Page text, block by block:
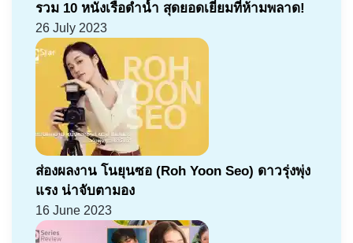
รวม 10 หนังเรือดำน้ำ สุดยอดเยี่ยมที่ห้ามพลาด!
26 July 2023
ส่องผลงาน โนยุนซอ (Roh Yoon Seo) ดาวรุ่งพุ่ง
แรง น่าจับตามอง
16 June 2023